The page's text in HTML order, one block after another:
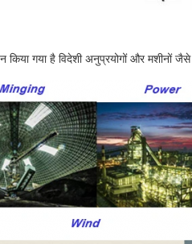
किया गया है विदेशी अनुप्रयोगों और